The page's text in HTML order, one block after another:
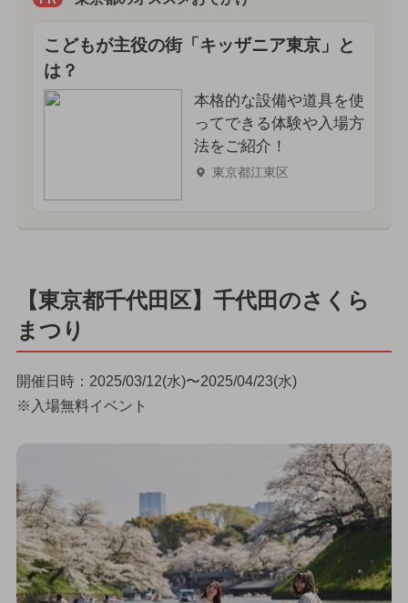
こどもが主役の街「キッザニア東京」と
は？
本格的な設備や道具を使
ってできる体験や入場方
法をご紹介！
東京都江東区
【東京都千代田区】千代田のさくら
まつり
開催日時：2025/03/12(水)〜2025/04/23(水)
※入場無料イベント